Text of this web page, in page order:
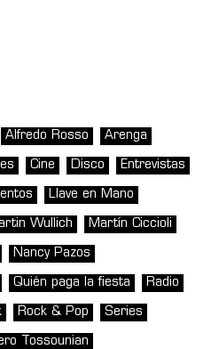
Alfredo Rosso Arenga
Cine Disco Entrevistas
Llave en Mano
Wullich Martín Ciccioli
Nancy Pazos
Quién paga la fiesta Radio
Rock & Pop Series
Tossounian